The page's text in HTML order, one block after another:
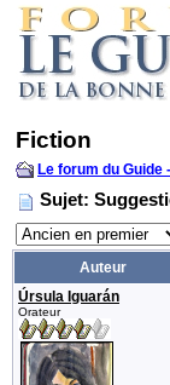
Fiction
Le forum du
Sujet:
Auteur
Úrsula Iguarán
Orateur